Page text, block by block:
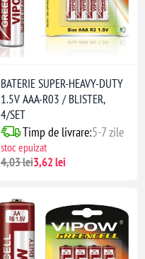
BATERIE SUPER-HEAVY-DUTY
1.5V AAA-R03 / BLISTER,
4/SET
Timp de livrare:5-7 zile
stoc epuizat
4,03 lei3,62 lei